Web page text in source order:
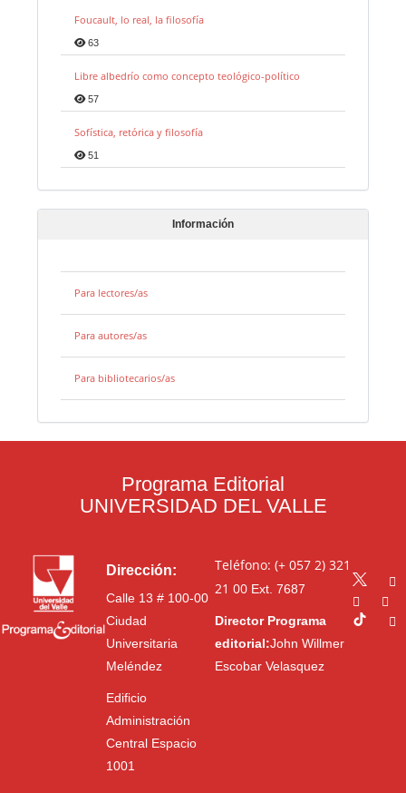
Foucault, lo real, la filosofía
63
Libre albedrío como concepto teológico-político
57
Sofística, retórica y filosofía
51
Información
Para lectores/as
Para autores/as
Para bibliotecarios/as
Programa Editorial
UNIVERSIDAD DEL VALLE
Dirección:
Calle 13 # 100-00
Ciudad
Universitaria
Meléndez
Edificio
Administración
Central Espacio
1001
Teléfono: (+ 057 2) 321
21 00Ext. 7687
Director Programa
editorial:John Willmer
Escobar Velasquez